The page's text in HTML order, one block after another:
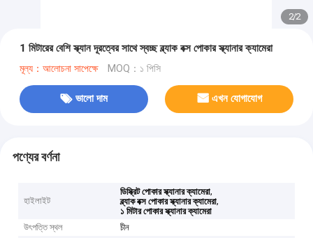
2/2
1 মিটারের বেশি স্ক্যান দূরত্বের সাথে স্বচ্ছ ব্ল্যাক বক্স পোকার স্ক্যানার ক্যামেরা
মূল্য：আলোচনা সাপেক্ষে MOQ：১ পিসি
ভালো দাম এখন যোগাযোগ
পণ্যের বর্ণনা
হাইলাইট
ডিস্ক্রিট পোকার স্ক্যানার ক্যামেরা,
ব্ল্যাক বক্স পোকার স্ক্যানার ক্যামেরা,
১ মিটার পোকার স্ক্যানার ক্যামেরা
উৎপত্তি স্থল
চীন